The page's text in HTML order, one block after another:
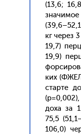
(13,6;
кг че­рез
19,7)
19,9)
ких
стар­те
доха за
75,5
106,0)